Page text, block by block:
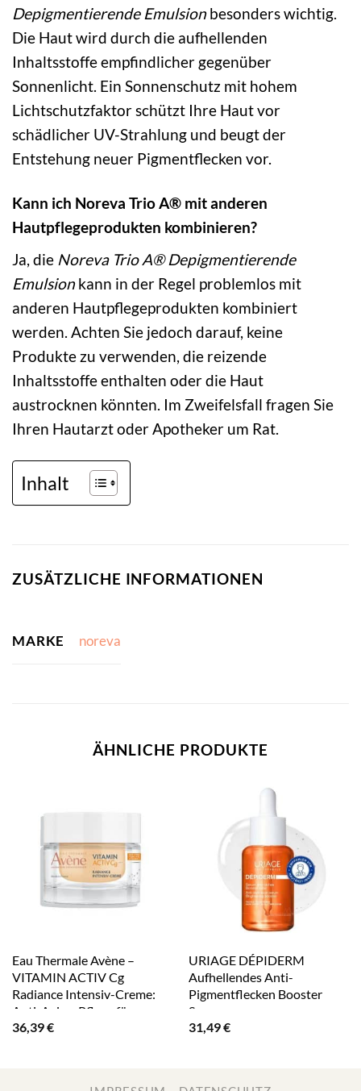
Depigmentierende Emulsionbesonders wichtig.
Die Haut wird durch die aufhellenden
Inhaltsstoffe empfindlicher gegenüber
Sonnenlicht. Ein Sonnenschutz mit hohem
Lichtschutzfaktor schützt Ihre Haut vor
schädlicher UV-Strahlung und beugt der
Entstehung neuer Pigmentflecken vor.
Kann ich Noreva Trio A® mit anderen
Hautpflegeprodukten kombinieren?
Ja, die Noreva Trio A® Depigmentierende
Emulsionkann in der Regel problemlos mit
anderen Hautpflegeprodukten kombiniert
werden. Achten Sie jedoch darauf, keine
Produkte zu verwenden, die reizende
Inhaltsstoffe enthalten oder die Haut
austrocknen könnten. Im Zweifelsfall fragen Sie
Ihren Hautarzt oder Apotheker um Rat.
Inhalt
ZUSÄTZLICHE INFORMATIONEN
MARKE noreva
ÄHNLICHE PRODUKTE
Eau Thermale Avène –
VITAMIN ACTIV Cg
Radiance Intensiv-Creme:
Anti-Aging-Pflege für
strahlende Haut
36,39€
URIAGE DÉPIDERM
Aufhellendes Anti-
Pigmentflecken Booster
Serum
31,49€